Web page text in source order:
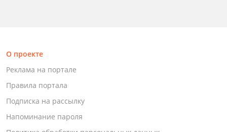
О проекте
Реклама на портале
Правила портала
Подписка на рассылку
Напоминание пароля